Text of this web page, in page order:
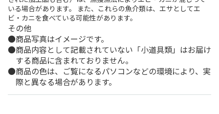
いる場合があります。 また、これらの魚介類は、エサとしてエ
ビ・カニを食べている可能性があります。
その他
商品写真はイメージです。
商品内容として記載されていない「小道具類」はお届け
する商品に含まれておりません。
商品の色は、ご覧になるパソコンなどの環境により、実
際と異なる場合があります。